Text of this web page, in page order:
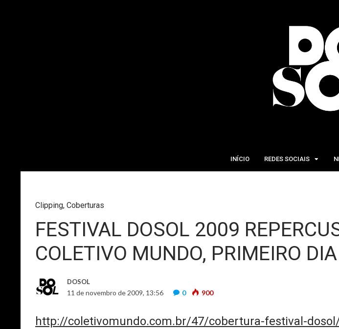
INÍCIO REDES SOCIAIS
Clipping, Coberturas
FESTIVAL DOSOL 2009
COLETIVO MUNDO, PRIMEIRO DIA
DOSOL
11 de novembro de 2009, 13:56 0 900
http://coletivomundo.com.br/47/cobertura-festival-